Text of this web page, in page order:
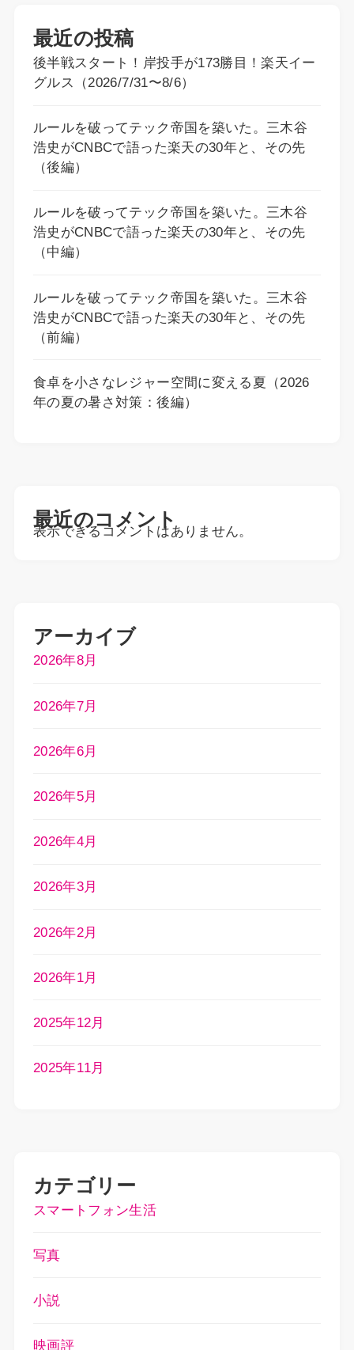
最近の投稿
後半戦スタート！岸投手が173勝目！楽天イー
グルス（2026/7/31〜8/6）
ルールを破ってテック帝国を築いた。三木谷
浩史がCNBCで語った楽天の30年と、その先
（後編）
ルールを破ってテック帝国を築いた。三木谷
浩史がCNBCで語った楽天の30年と、その先
（中編）
ルールを破ってテック帝国を築いた。三木谷
浩史がCNBCで語った楽天の30年と、その先
（前編）
食卓を小さなレジャー空間に変える夏（2026
年の夏の暑さ対策：後編）
最近のコメント
表示できるコメントはありません。
アーカイブ
2026年8月
2026年7月
2026年6月
2026年5月
2026年4月
2026年3月
2026年2月
2026年1月
2025年12月
2025年11月
カテゴリー
スマートフォン生活
写真
小説
映画評